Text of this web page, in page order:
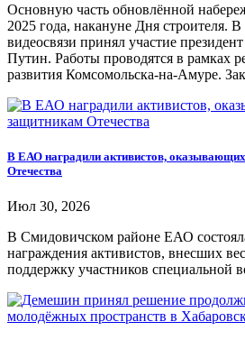
Основную часть обновлённой
2025 года, накануне Дня строителя.
видеосвязи принял участие
Путин. Работы проводятся в рамках
развития Комсомольска-на-Амуре.
В ЕАО наградили активистов,
Отечества
Июл 30, 2026
В Смидовичском районе ЕАО
награждения активистов, внесших
поддержку участников специальной